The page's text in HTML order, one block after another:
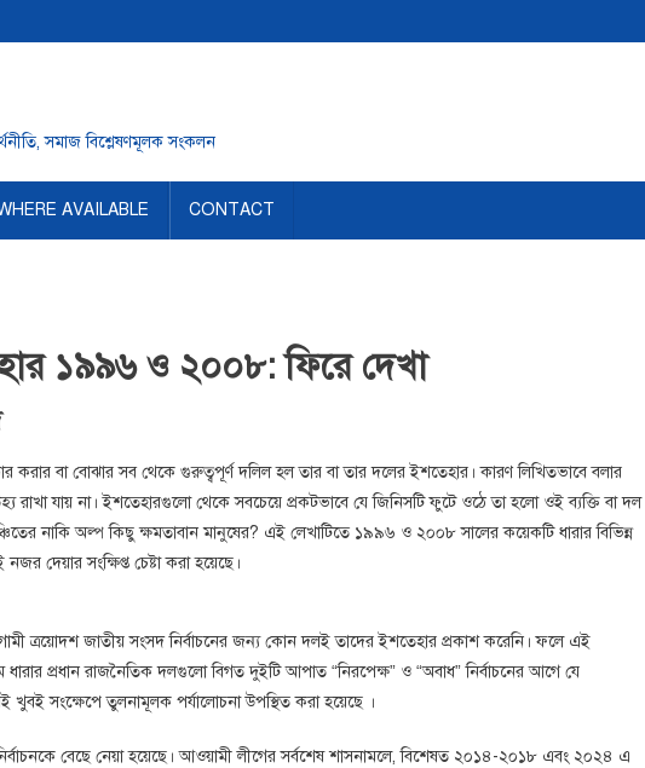
সমাজ বিশ্লেষণমূলক সংকলন
AVAILABLE CONTACT
১৯৯৬ ও ২০০৮: ফিরে দেখা
করার বা বোঝার সব থেকে গুরুত্বপূর্ণ দলিল হল তার বা তার দলের ইশতেহার। কারণ লিখিতভাবে বলার
যায় না। ইশতেহারগুলো থেকে সবচেয়ে প্রকটভাবে যে জিনিসটি ফুটে ওঠে তা হলো ওই ব্যক্তি বা দল
নাকি অল্প কিছু ক্ষমতাবান মানুষের? এই লেখাটিতে ১৯৯৬ ও ২০০৮ সালের কয়েকটি ধারার বিভিন্ন
দেয়ার সংক্ষিপ্ত চেষ্টা করা হয়েছে।
ত্রয়োদশ জাতীয় সংসদ নির্বাচনের জন্য কোন দলই তাদের ইশতেহার প্রকাশ করেনি। ফলে এই
ধারার প্রধান রাজনৈতিক দলগুলো বিগত দুইটি আপাত “নিরপেক্ষ” ও “অবাধ” নির্বাচনের আগে যে
সংক্ষেপে তুলনামূলক পর্যালোচনা উপস্থিত করা হয়েছে ।
বেছে নেয়া হয়েছে। আওয়ামী লীগের সর্বশেষ শাসনামলে, বিশেষত ২০১৪-২০১৮ এবং ২০২৪ এ